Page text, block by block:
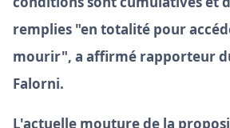
remplies "en totalité pour
mourir", a affirmé rapporteur
Falorni.
L'actuelle mouture de la